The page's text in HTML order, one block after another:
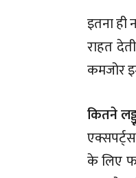
इतना ही
राहत
कमजोर
कितने
के लिए